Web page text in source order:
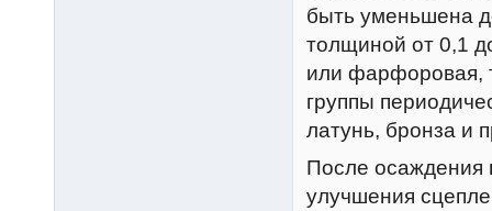
быть уменьшена
толщиной от 0,1
или фарфоровая,
группы
латунь, бронза и
После осаждения
улучшения